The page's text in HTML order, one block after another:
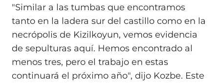
"Similar a las tumbas que encontramos
tanto en la ladera sur del castillo como en la
necrópolis de Kizilkoyun, vemos evidencia
de sepulturas aquí. Hemos encontrado al
menos tres, pero el trabajo en estas
continuará el próximo año", dijo Kozbe. Este